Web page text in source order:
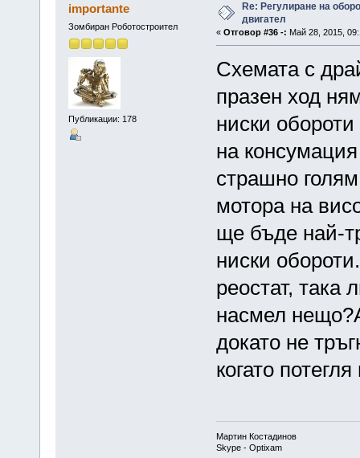
importante
Зомбиран Роботостроител
Публикации: 178
Re: Регулиране на
двигател
« Отговор #36 -: Май 28, 2015,
Схемата с
празен ход
ниски
на
страшно
мотора на
ще бъде най-
ниски
реостат, така
насмел
докато не
когато
Мартин Костадинов
Skype - Optixam